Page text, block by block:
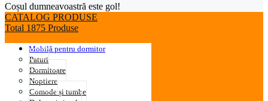
Coșul dumneavoastră este gol!
CATALOG PRODUSE
Total 1875 Produse
Mobilă pentru dormitor
Paturi
Dormitoare
Noptiere
Comode și tumbe